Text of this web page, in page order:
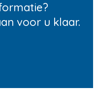
voor u klaar.